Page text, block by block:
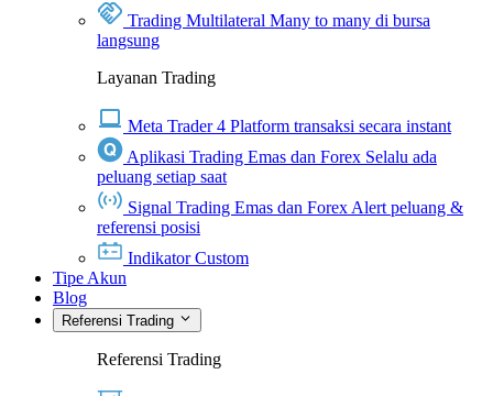
Trading Multilateral Many to many di bursa
langsung
Layanan Trading
Meta Trader 4 Platform transaksi secara instant
Aplikasi Trading Emas dan Forex Selalu ada
peluang setiap saat
Signal Trading Emas dan Forex Alert peluang &
referensi posisi
Indikator Custom
Tipe Akun
Blog
Referensi Trading
Referensi Trading